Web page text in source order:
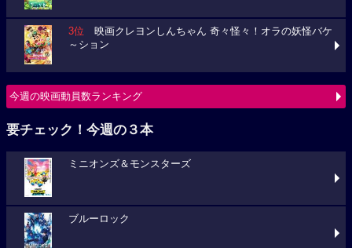
3位 映画クレヨンしんちゃん 奇々怪々！オラの妖怪バケ
～ション
今週の映画動員数ランキング
要チェック！今週の３本
ミニオンズ＆モンスターズ
ブルーロック